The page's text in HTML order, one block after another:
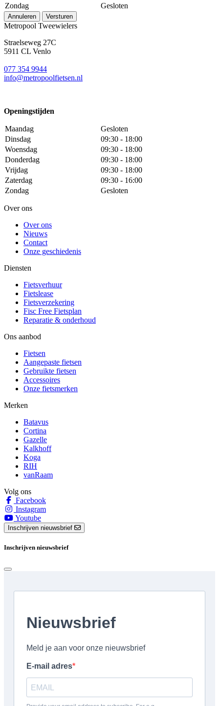
Zondag
Gesloten
Annuleren Versturen
Metropool Tweewielers
Straelseweg 27C
5911 CL Venlo
077 354 9944
info@metropoolfietsen.nl
Openingstijden
Maandag
Gesloten
Dinsdag
09:30 - 18:00
Woensdag
09:30 - 18:00
Donderdag
09:30 - 18:00
Vrijdag
09:30 - 18:00
Zaterdag
09:30 - 16:00
Zondag
Gesloten
Over ons
Over ons
Nieuws
Contact
Onze geschiedenis
Diensten
Fietsverhuur
Fietslease
Fietsverzekering
Fisc Free Fietsplan
Reparatie & onderhoud
Ons aanbod
Fietsen
Aangepaste fietsen
Gebruikte fietsen
Accessoires
Onze fietsmerken
Merken
Batavus
Cortina
Gazelle
Kalkhoff
Koga
RIH
vanRaam
Volg ons
Facebook
Instagram
Youtube
Inschrijven nieuwsbrief
Inschrijven nieuwsbrief